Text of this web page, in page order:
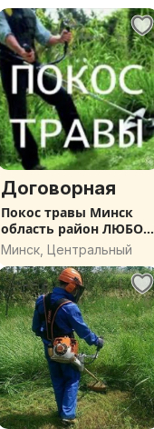
область
Договорная
Покос травы Минск
область район ЛЮБОЙ
СЛОЖНОСТИ
Минск, Центральный